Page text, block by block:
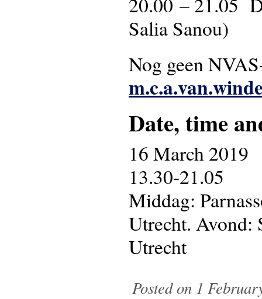
Salia Sanou)
Nog geen
Date, time
16 March 2019
13.30-21.05
Middag:
Utrecht. Avond:
Utrecht
Posted on 1